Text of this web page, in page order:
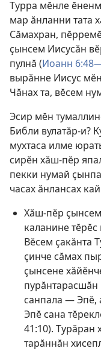
Турра мӗнле
мар ӑнланни тата
Сӑмахран,
ҫынсем Иисусӑн
пулнӑ (Иоанн
вырӑнне Иисус
Чӑнах та, вӗсем
Эсир мӗн
Библи вулатӑр-и?
мухтаса илме
сирӗн хӑш-пӗр
пекки нумай
часах ӑнлансах
Хӑш-пӗр ҫынсем
каланине
Вӗсем ҫакӑнта
ҫинче сӑмах
ҫынсене
пурӑнтарасшӑн
санпала — Эпӗ,
Эпӗ сана
41:10). Турӑран
тарӑннӑн